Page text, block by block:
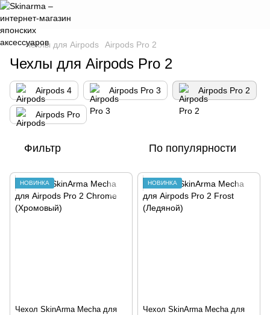
Чехлы для Airpods Airpods Pro 2
Чехлы для Airpods Pro 2
Airpods 4 Airpods Pro 3 Airpods Pro 2
Airpods Pro
Фильтр По популярности
НОВИНКА
Чехол SkinArma Mecha для
НОВИНКА
Чехол SkinArma Mecha для